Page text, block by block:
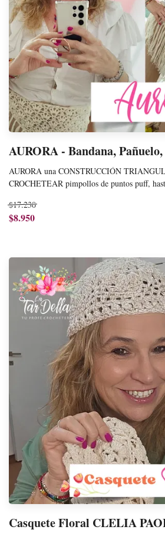
AURORA - Bandana,
AURORA una CONSTRUCCIÓN
CROCHETEAR pimpollos de puntos puff,
$17.230
$8.950
Casquete Floral CLELIA